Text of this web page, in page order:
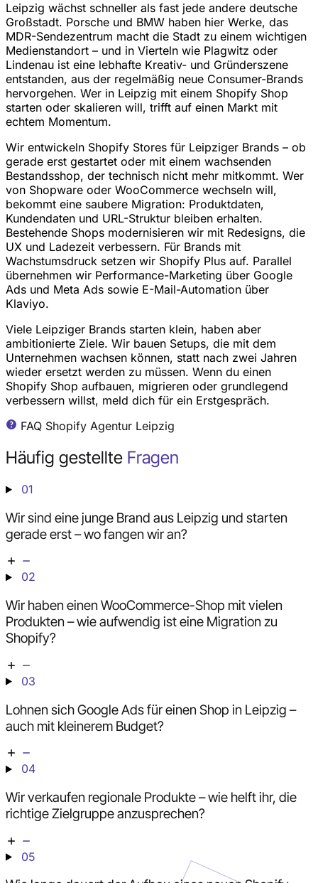
Leipzig wächst schneller als fast jede andere deutsche
Großstadt. Porsche und BMW haben hier Werke, das
MDR-Sendezentrum macht die Stadt zu einem wichtigen
Medienstandort – und in Vierteln wie Plagwitz oder
Lindenau ist eine lebhafte Kreativ- und Gründerszene
entstanden, aus der regelmäßig neue Consumer-Brands
hervorgehen. Wer in Leipzig mit einem Shopify Shop
starten oder skalieren will, trifft auf einen Markt mit
echtem Momentum.
Wir entwickeln Shopify Stores für Leipziger Brands – ob
gerade erst gestartet oder mit einem wachsenden
Bestandsshop, der technisch nicht mehr mitkommt. Wer
von Shopware oder WooCommerce wechseln will,
bekommt eine saubere Migration: Produktdaten,
Kundendaten und URL-Struktur bleiben erhalten.
Bestehende Shops modernisieren wir mit Redesigns, die
UX und Ladezeit verbessern. Für Brands mit
Wachstumsdruck setzen wir Shopify Plus auf. Parallel
übernehmen wir Performance-Marketing über Google
Ads und Meta Ads sowie E-Mail-Automation über
Klaviyo.
Viele Leipziger Brands starten klein, haben aber
ambitionierte Ziele. Wir bauen Setups, die mit dem
Unternehmen wachsen können, statt nach zwei Jahren
wieder ersetzt werden zu müssen. Wenn du einen
Shopify Shop aufbauen, migrieren oder grundlegend
verbessern willst, meld dich für ein Erstgespräch.
FAQ Shopify Agentur Leipzig
Häufig gestellte Fragen
01
Wir sind eine junge Brand aus Leipzig und starten
gerade erst – wo fangen wir an?
02
Wir haben einen WooCommerce-Shop mit vielen
Produkten – wie aufwendig ist eine Migration zu
Shopify?
03
Lohnen sich Google Ads für einen Shop in Leipzig –
auch mit kleinerem Budget?
04
Wir verkaufen regionale Produkte – wie helft ihr, die
richtige Zielgruppe anzusprechen?
05